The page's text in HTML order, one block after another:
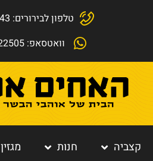
טלפון לבירורים: 03-6878643
וואטסאפ: 050-5222505
קצביה חנות מגזין